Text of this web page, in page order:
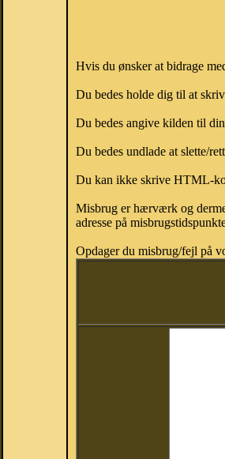
Hvis du ønsker at bidrage
Du bedes holde dig til at
Du bedes angive kilden til
Du bedes undlade at slette/
Du kan ikke skrive HTML-
Misbrug er hærværk og
adresse på
Opdager du misbrug/fejl på